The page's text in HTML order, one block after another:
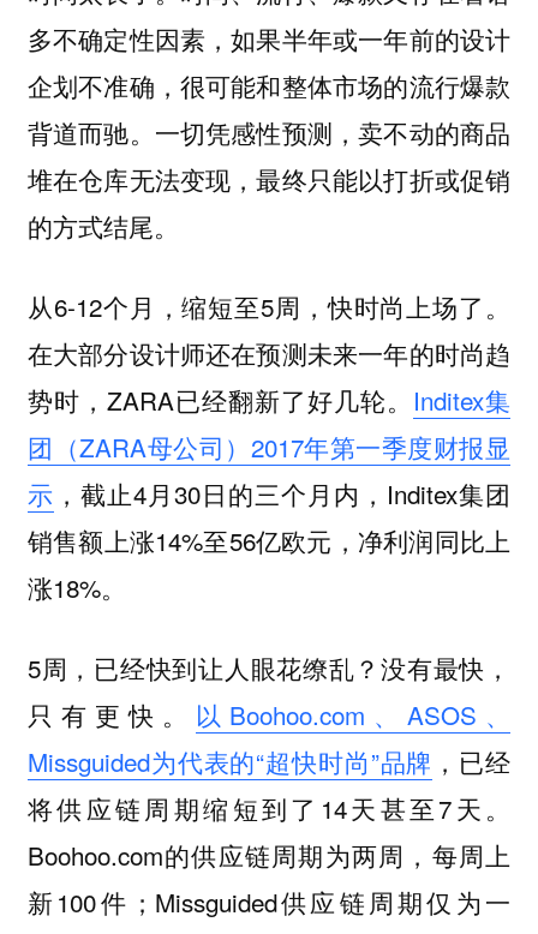
多不确定性因素，如果半年或一年前的设计
企划不准确，很可能和整体市场的流行爆款
背道而驰。一切凭感性预测，卖不动的商品
堆在仓库无法变现，最终只能以打折或促销
的方式结尾。
从6-12个月，缩短至5周，快时尚上场了。
在大部分设计师还在预测未来一年的时尚趋
势时，ZARA已经翻新了好几轮。 Inditex集
团（ZARA母公司）2017年第一季度财报显
示 ，截止4月30日的三个月内，Inditex集团
销售额上涨14%至56亿欧元，净利润同比上
涨18%。
5周，已经快到让人眼花缭乱？没有最快，
只有更快。 以Boohoo.com、ASOS、
Missguided为代表的“超快时尚”品牌 ，已经
将供应链周期缩短到了14天甚至7天。
Boohoo.com的供应链周期为两周，每周上
新100件；Missguided供应链周期仅为一